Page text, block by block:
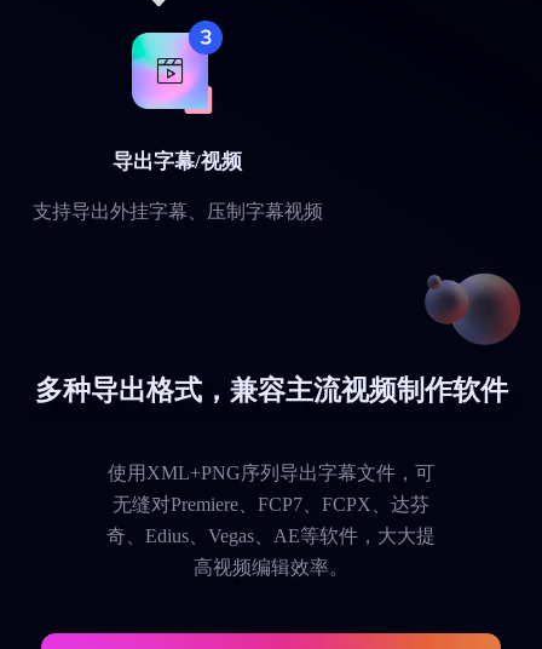
导出字幕/视频
支持导出外挂字幕、压制字幕视频
多种导出格式，兼容主流视频制作软件
使用XML+PNG序列导出字幕文件，可
无缝对Premiere、FCP7、FCPX、达芬
奇、Edius、Vegas、AE等软件，大大提
高视频编辑效率。